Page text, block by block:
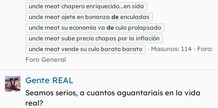
uncle meat chapero enriquecido...en sida
uncle meat ojete en bonanza de enculadas
uncle meat su economía va de culo prolapsado
uncle meat sube precio chapas por la inflación
uncle meat vende su culo barato barato
Masunos: 114
Foro:
Foro General
Gente REAL
Seamos serios, a cuantos aguantariais en la vida
real?